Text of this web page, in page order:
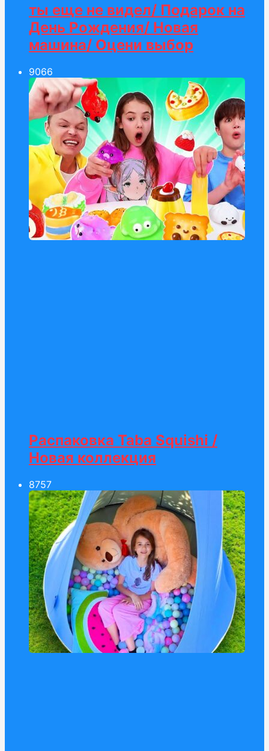
ты еще не видел/ Подарок на
День Рождения/ Новая
машина/ Оцени выбор
9066
Распаковка Taba Squishi /
Новая коллекция
8757